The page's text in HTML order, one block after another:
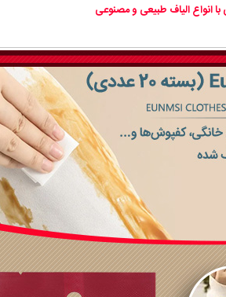
با انواع الیاف طبیعی و مصنوعی